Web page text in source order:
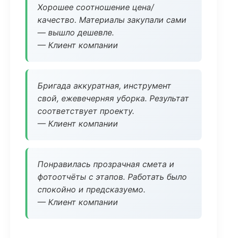
Хорошее соотношение цена/
качество. Материалы закупали сами
— вышло дешевле.
— Клиент компании
Бригада аккуратная, инструмент
свой, ежевечерняя уборка. Результат
соответствует проекту.
— Клиент компании
Понравилась прозрачная смета и
фотоотчёты с этапов. Работать было
спокойно и предсказуемо.
— Клиент компании